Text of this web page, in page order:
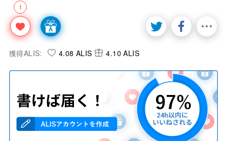
1
獲得ALIS: 4.08 ALIS 4.10 ALIS